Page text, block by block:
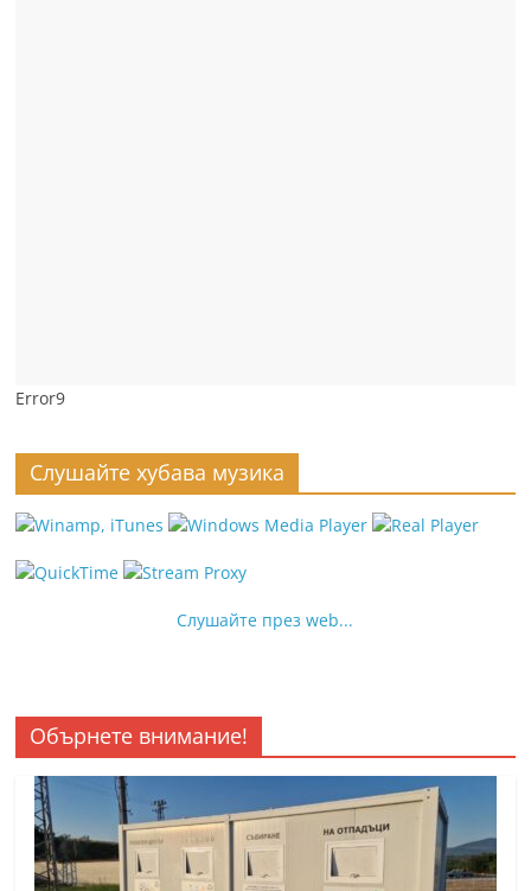
Error9
Слушайте хубава музика
Слушайте през web...
Обърнете внимание!